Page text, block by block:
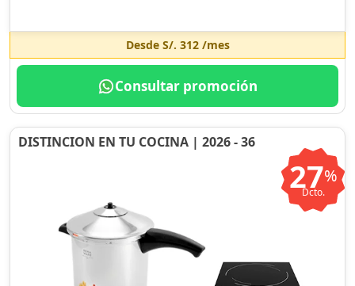
Desde S/. 312/mes
Consultar promoción
DISTINCION EN TU COCINA | 2026 - 36
27%
Dcto.